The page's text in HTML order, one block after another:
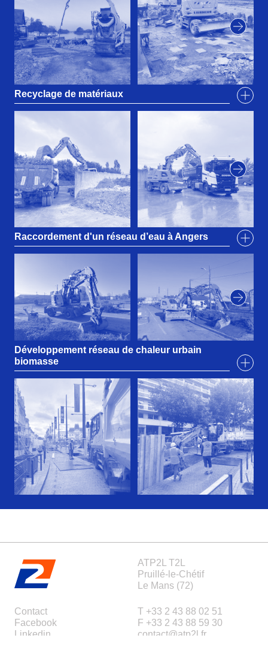
Recyclage de matériaux
Raccordement d'un réseau d’eau à Angers
Développement réseau de chaleur urbain
biomasse
ATP2L T2L
Pruillé-le-Chétif
Le Mans (72)
Contact
Facebook
Linkedin
T +33 2 43 88 02 51
F +33 2 43 88 59 30
contact@atp2l.fr